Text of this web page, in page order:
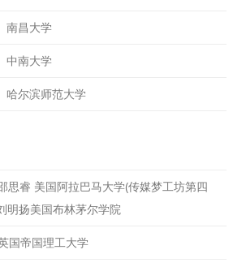
南昌大学
中南大学
哈尔滨师范大学
思睿 美国阿拉巴马大学(传媒梦工坊第四
明扬美国布林茅尔学院
国帝国理工大学